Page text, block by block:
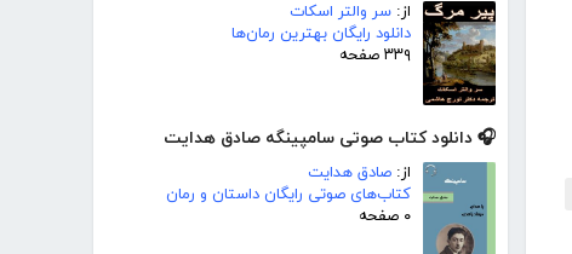
از: سر والتر اسکات
دانلود رایگان بهترین رمان‌ها
۳۳۹ صفحه
🎧 دانلود کتاب صوتی سامپینگه صادق هدایت
از: صادق هدایت
کتاب‌های صوتی رایگان داستان و رمان
۰ صفحه